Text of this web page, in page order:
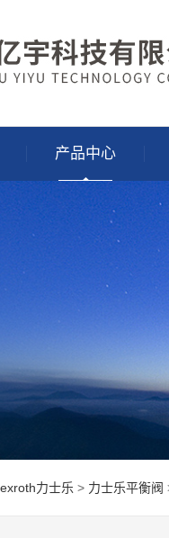
产品中心
力士乐 > 力士乐平衡阀